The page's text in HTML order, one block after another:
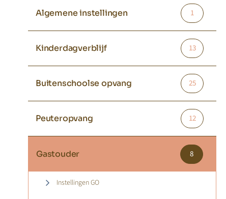
Algemene instellingen 1
Kinderdagverblijf 13
Buitenschoolse opvang 25
Peuteropvang 12
Gastouder 8
Instellingen GO